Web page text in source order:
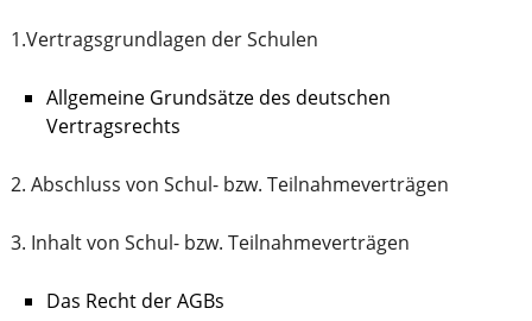
1.Vertragsgrundlagen der Schulen
Allgemeine Grundsätze des deutschen
Vertragsrechts
2. Abschluss von Schul- bzw. Teilnahmeverträgen
3. Inhalt von Schul- bzw. Teilnahmeverträgen
Das Recht der AGBs